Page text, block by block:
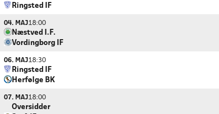
Ringsted IF
04. MAJ18:00
Næstved I.F.
Vordingborg IF
06. MAJ18:30
Ringsted IF
Herfølge BK
07. MAJ18:00
Oversidder